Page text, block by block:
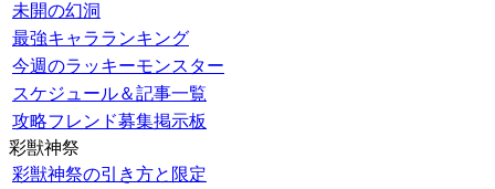
未開の幻洞
最強キャラランキング
今週のラッキーモンスター
スケジュール＆記事一覧
攻略フレンド募集掲示板
彩獣神祭
彩獣神祭の引き方と限定